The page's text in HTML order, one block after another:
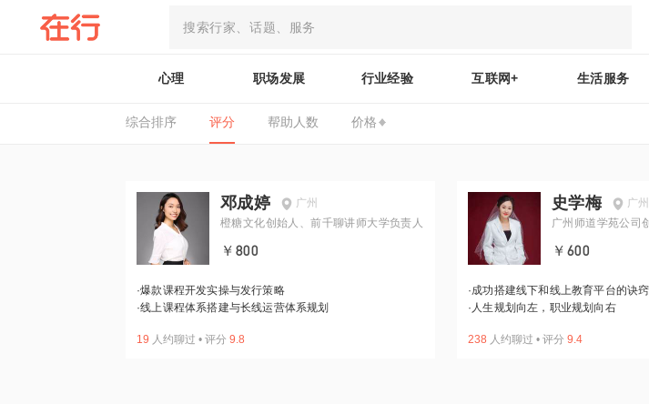
心理 职场发展 行业经验 互联网+ 生活服务
综合排序 评分 帮助人数 价格
邓成婷
广州
橙糖文化创始人、前千聊讲师大学负责人
￥800
·爆款课程开发实操与发行策略
·线上课程体系搭建与长线运营体系规划
19 人约聊过 • 评分 9.8
史学梅
广州
广州师道学苑公司
￥600
·成功搭建线下和线上教育平台的诀窍
· 人生规划向左，职业规划向右
238 人约聊过 • 评分 9.4